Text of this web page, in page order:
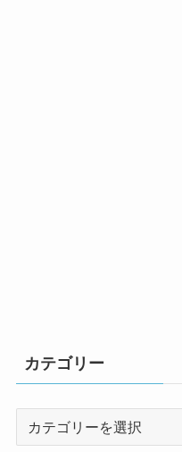
カテゴリー